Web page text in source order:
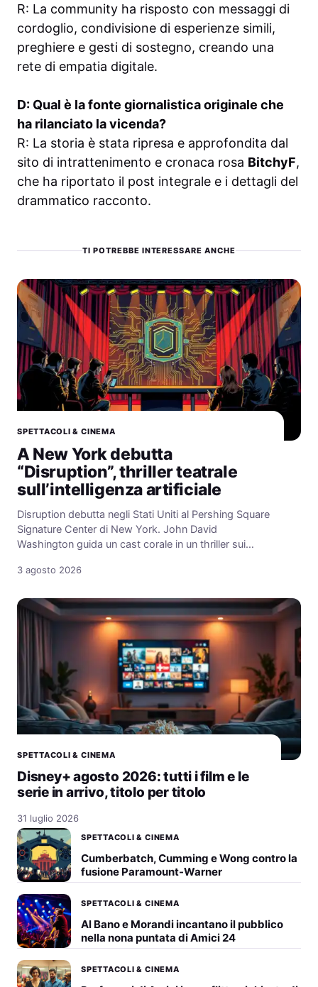
R: La community ha risposto con messaggi di
cordoglio, condivisione di esperienze simili,
preghiere e gesti di sostegno, creando una
rete di empatia digitale.
D: Qual è la fonte giornalistica originale che
ha rilanciato la vicenda?
R: La storia è stata ripresa e approfondita dal
sito di intrattenimento e cronaca rosa BitchyF,
che ha riportato il post integrale e i dettagli del
drammatico racconto.
TI POTREBBE INTERESSARE ANCHE
SPETTACOLI & CINEMA
A New York debutta
“Disruption”, thriller teatrale
sull’intelligenza artificiale
Disruption debutta negli Stati Uniti al Pershing Square
Signature Center di New York. John David
Washington guida un cast corale in un thriller sui…
3 agosto 2026
SPETTACOLI & CINEMA
Disney+ agosto 2026: tutti i film e le
serie in arrivo, titolo per titolo
31 luglio 2026
SPETTACOLI & CINEMA
Cumberbatch, Cumming e Wong contro la
fusione Paramount-Warner
SPETTACOLI & CINEMA
Al Bano e Morandi incantano il pubblico
nella nona puntata di Amici 24
SPETTACOLI & CINEMA